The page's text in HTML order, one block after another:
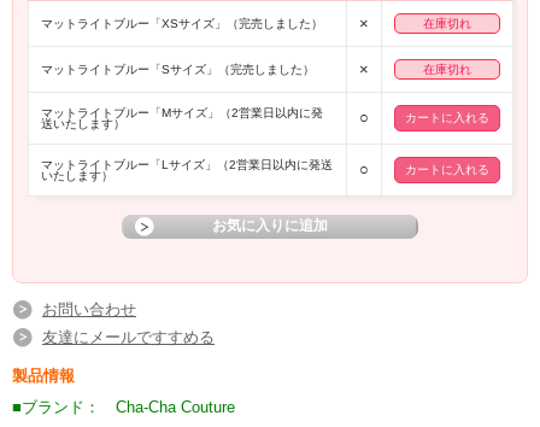
マットライトブルー「XSサイズ」（完売しました） × 在庫切れ
マットライトブルー「Sサイズ」（完売しました） × 在庫切れ
マットライトブルー「Mサイズ」（2営業日以内に発
送いたします）
○
マットライトブルー「Lサイズ」（2営業日以内に発送
いたします）
○
お問い合わせ
友達にメールですすめる
製品情報
■ブランド： Cha-Cha Couture